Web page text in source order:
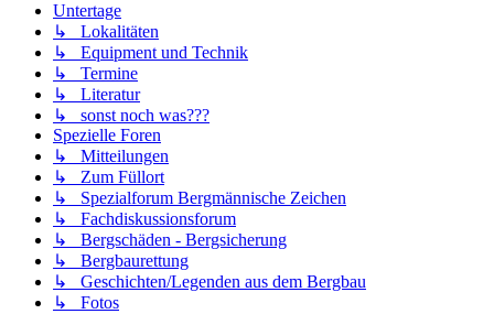
Untertage
↳ Lokalitäten
↳ Equipment und Technik
↳ Termine
↳ Literatur
↳ sonst noch was???
Spezielle Foren
↳ Mitteilungen
↳ Zum Füllort
↳ Spezialforum Bergmännische Zeichen
↳ Fachdiskussionsforum
↳ Bergschäden - Bergsicherung
↳ Bergbaurettung
↳ Geschichten/Legenden aus dem Bergbau
↳ Fotos